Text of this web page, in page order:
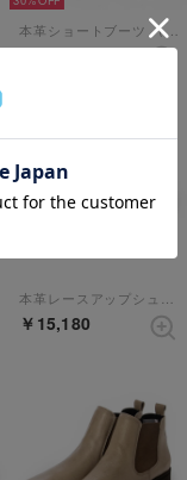
本革ショートブーツ （ブラック）
￥13,706
本革レースアップシューズ （グレージュ）
￥15,180